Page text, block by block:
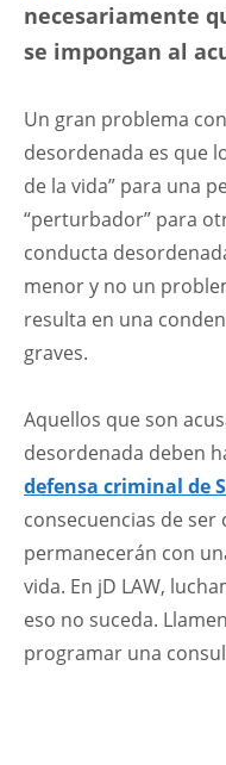
necesariamente
se impongan al
Un gran problema
desordenada es que
de la vida” para una
“perturbador” para
conducta
menor y no un
resulta en una
graves.
Aquellos que son
desordenada deben
defensa criminal de
consecuencias de
permanecerán con
vida. En jD LAW,
eso no suceda.
programar una